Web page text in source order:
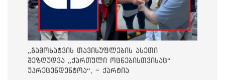
„გამოხატვის თავისუფლების ასეთი
შეზღუდვა „ქართული ოცნებისთვისაც“
უპრეცენდენტოა“, - ქარტია